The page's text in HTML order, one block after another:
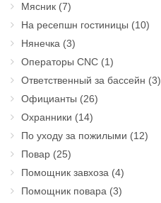
Мясник (7)
На ресепшн гостиницы (10)
Нянечка (3)
Операторы CNC (1)
Ответственный за бассейн (3)
Официанты (26)
Охранники (14)
По уходу за пожилыми (12)
Повар (25)
Помощник завхоза (4)
Помощник повара (3)